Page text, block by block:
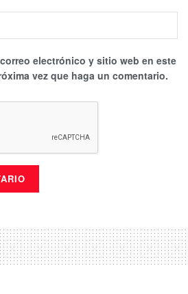
electrónico y sitio web en este
vez que haga un comentario.